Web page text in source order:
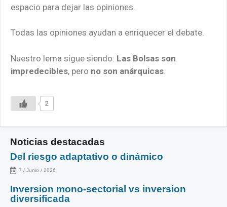
espacio para dejar las opiniones.
Todas las opiniones ayudan a enriquecer el debate.
Nuestro lema sigue siendo: Las Bolsas son
impredecibles, pero no son anárquicas
2
Noticias destacadas
Del riesgo adaptativo o dinámico
7 / Junio / 2026
Inversion mono-sectorial vs inversion
diversificada